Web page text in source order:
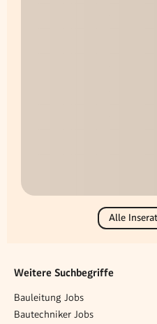
Alle
Weitere Suchbegriffe
Bauleitung Jobs
Bautechniker Jobs